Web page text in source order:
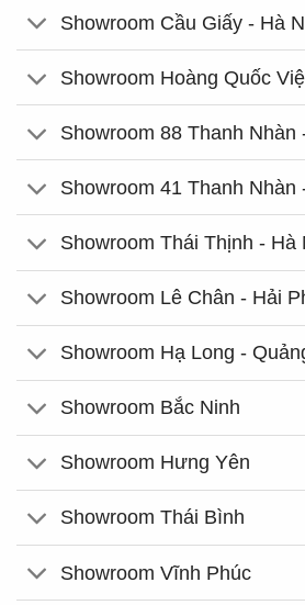
Showroom Cầu Giấy - Hà
Showroom Hoàng Quốc
Showroom 88 Thanh Nhàn
Showroom 41 Thanh Nhàn
Showroom Thái Thịnh - Hà
Showroom Lê Chân - Hải
Showroom Hạ Long -
Showroom Bắc Ninh
Showroom Hưng Yên
Showroom Thái Bình
Showroom Vĩnh Phúc